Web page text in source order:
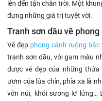
lên đến tận chân trời. Một
đựng những giá trị tuyệt vời.
Tranh sơn dầu vẽ
Vẻ đẹp phong cảnh ruộng bậc
tranh sơn dầu, với gam màu
được vẻ đẹp của những
ươm của lúa chín, phía xa là
vờn núi, khói sương lơ lửng…